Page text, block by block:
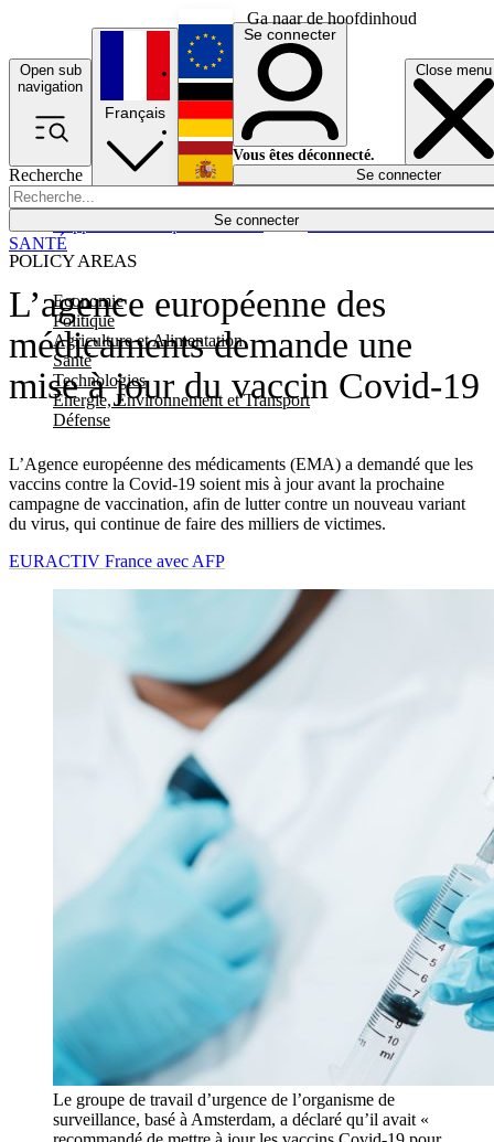
Ga naar de hoofdinhoud
Open sub
navigation
Close menu
Recherche
Se connecter
POLICY AREAS
Economie
Politique
Agriculture et Alimentation
Santé
Technologies
Energie, Environnement et Transport
Défense
Économie
Français
English
Deutsch
Español
Se connecter
Vous êtes déconnecté.
Se connecter
L’agence européenne des
médicaments demande une
mise à jour du vaccin Covid-19
L’Agence européenne des médicaments (EMA) a demandé que les
vaccins contre la Covid-19 soient mis à jour avant la prochaine
campagne de vaccination, afin de lutter contre un nouveau variant
du virus, qui continue de faire des milliers de victimes.
SANTÉ
EURACTIV France avec AFP
Le groupe de travail d’urgence de l’organisme de
surveillance, basé à Amsterdam, a déclaré qu’il avait «